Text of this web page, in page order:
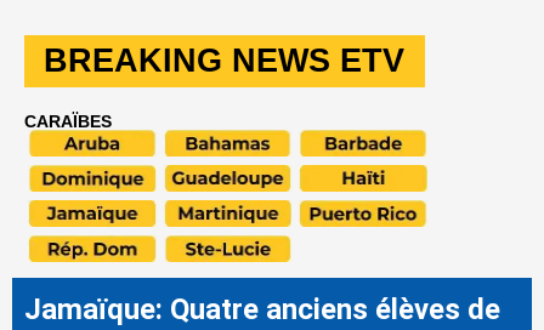
BREAKING NEWS ETV
CARAÏBES
Jamaïque: Quatre anciens élèves de